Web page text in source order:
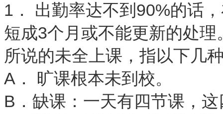
1． 出勤率达不到90%的话
短成3个月或不能更新的处
所说的未全上课，指以下几
A． 旷课根本未到校。
B．缺课：一天有四节课，